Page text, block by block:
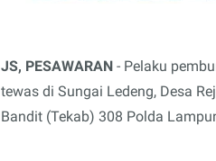
JS, PESAWARAN - Pelaku
tewas di Sungai Ledeng, Desa
Bandit (Tekab) 308 Polda